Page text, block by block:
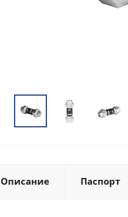
Описание Паспорт